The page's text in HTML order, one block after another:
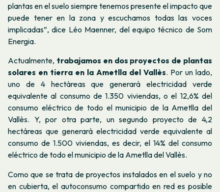
plantas en el suelo siempre tenemos presente el impacto que
puede tener en la zona y escuchamos todas las voces
implicadas”, dice Léo Maenner, del equipo técnico de Som
Energia.
Actualmente, trabajamos en dos proyectos de plantas
solares en tierra en la Ametlla del Vallès. Por un lado,
uno de 4 hectáreas que generará electricidad verde
equivalente al consumo de 1.350 viviendas, o el 12,6% del
consumo eléctrico de todo el municipio de la Ametlla del
Vallès. Y, por otra parte, un segundo proyecto de 4,2
hectáreas que generará electricidad verde equivalente al
consumo de 1.500 viviendas, es decir, el 14% del consumo
eléctrico de todo el municipio de la Ametlla del Vallès.
Como que se trata de proyectos instalados en el suelo y no
en cubierta, el autoconsumo compartido en red es posible